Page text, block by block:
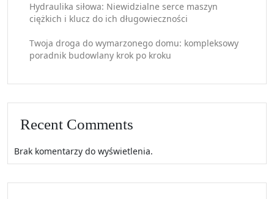
Hydraulika siłowa: Niewidzialne serce maszyn
ciężkich i klucz do ich długowieczności
Twoja droga do wymarzonego domu: kompleksowy
poradnik budowlany krok po kroku
Recent Comments
Brak komentarzy do wyświetlenia.